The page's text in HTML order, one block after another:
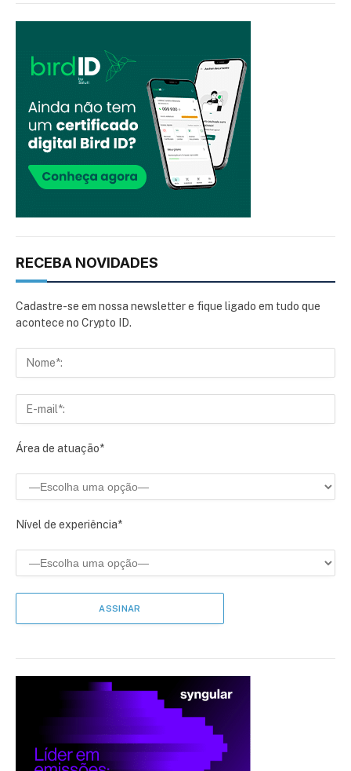
RECEBA NOVIDADES
Cadastre-se em nossa newsletter e fique ligado em tudo que
acontece no Crypto ID.
Área de atuação*
Nível de experiência*